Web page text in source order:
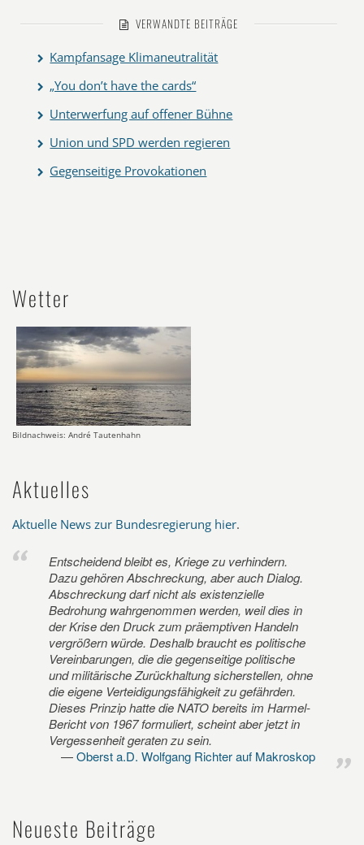
VERWANDTE BEITRÄGE
Kampfansage Klimaneutralität
„You don’t have the cards“
Unterwerfung auf offener Bühne
Union und SPD werden regieren
Gegenseitige Provokationen
Wetter
Bildnachweis: André Tautenhahn
Aktuelles
Aktuelle News zur Bundesregierung hier.
Entscheidend bleibt es, Kriege zu verhindern.
Dazu gehören Abschreckung, aber auch Dialog.
Abschreckung darf nicht als existenzielle
Bedrohung wahrgenommen werden, weil dies in
der Krise den Druck zum präemptiven Handeln
vergrößern würde. Deshalb braucht es politische
Vereinbarungen, die die gegenseitige politische
und militärische Zurückhaltung sicherstellen, ohne
die eigene Verteidigungsfähigkeit zu gefährden.
Dieses Prinzip hatte die NATO bereits im Harmel-
Bericht von 1967 formuliert, scheint aber jetzt in
Vergessenheit geraten zu sein.
Oberst a.D. Wolfgang Richter auf Makroskop
Neueste Beiträge